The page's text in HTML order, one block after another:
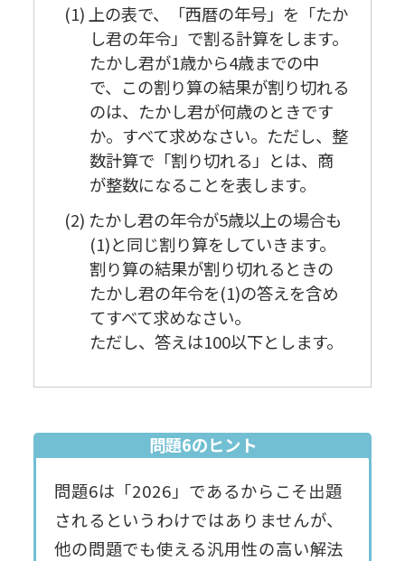
(1) 上の表で、「西暦の年号」を「たか
し君の年令」で割る計算をします。
たかし君が1歳から4歳までの中
で、この割り算の結果が割り切れる
のは、たかし君が何歳のときです
か。すべて求めなさい。ただし、整
数計算で「割り切れる」とは、商
が整数になることを表します。
(2) たかし君の年令が5歳以上の場合も
(1)と同じ割り算をしていきます。
割り算の結果が割り切れるときの
たかし君の年令を(1)の答えを含め
てすべて求めなさい。
ただし、答えは100以下とします。
問題6のヒント
問題6は「2026」であるからこそ出題
されるというわけではありませんが、
他の問題でも使える汎用性の高い解法